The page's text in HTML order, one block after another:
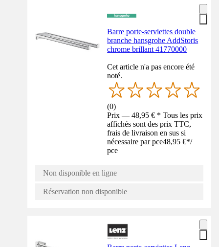
Barre porte-serviettes double
branche hansgrohe AddStoris
chrome brillant 41770000
Cet article n'a pas encore été
noté.
(0)
Prix — 48,95 € * Tous les prix
affichés sont des prix TTC,
frais de livraison en sus si
nécessaire par pce48,95 €*/
pce
Non disponible en ligne
Réservation non disponible